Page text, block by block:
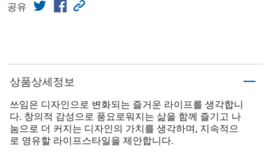
공유
상품상세정보
쓰임은 디자인으로 변화되는 즐거운 라이프를 생각합니
다. 창의적 감성으로 풍요로워지는 삶을 함께 즐기고 나
눔으로 더 커지는 디자인의 가치를 생각하며, 지속적으
로 영유할 라이프스타일을 제안합니다.